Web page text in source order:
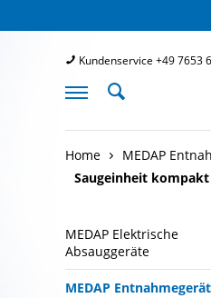
Kundenservice +49 7653
Home MEDAP
Saugeinheit
- Druckluft
MEDAP Elektrische
Absauggeräte
MEDAP